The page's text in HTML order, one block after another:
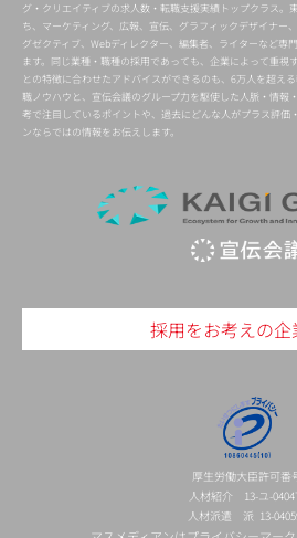
グ・クリエイティブの求人数・転職支援実績トップクラス。
ち、マーケティング、広報、宣伝、グラフィックデザイナー
グゼクティブ、Webディレクター、編集者、ライターなど専
ます。同じ業種・職種の採用であっても、企業によって重視
との特徴に合わせたアドバイスができるのも、6万人を超え
職ノウハウと、宣伝会議のグループ力を駆使した人脈・情報
考で注目しているポイントや、過去にどんな人がプラス評価
ンならではの情報をお伝えします。
採用をお考えの企
厚生労働大臣許可番
人材紹介 13-ユ-
人材派遣 派 13-